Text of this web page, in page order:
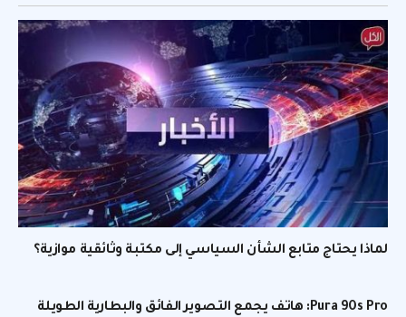
لماذا يحتاج متابع الشأن السياسي إلى مكتبة وثائقية موازية؟
Pura 90s Pro: هاتف يجمع التصوير الفائق والبطارية الطويلة